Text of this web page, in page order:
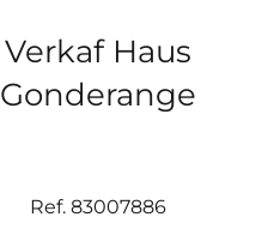
Verkaf Haus
Gonderange
Ref. 83007886